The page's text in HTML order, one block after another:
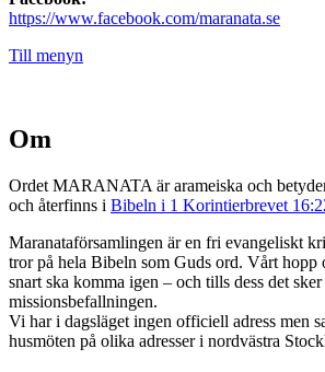
https://www.facebook.com/maranata.se
Till menyn
Om
Ordet MARANATA är arameiska och
och återfinns i Bibeln i 1 Korintierbrevet
Maranataförsamlingen är en fri evangeliskt
tror på hela Bibeln som Guds ord. Vårt hopp
snart ska komma igen – och tills dess det
missionsbefallningen.
Vi har i dagsläget ingen officiell adress men
husmöten på olika adresser i nordvästra